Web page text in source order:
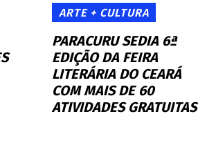
ARTE + CULTURA
PARACURU SEDIA 6ª
EDIÇÃO DA FEIRA
LITERÁRIA DO CEARÁ
COM MAIS DE 60
ATIVIDADES GRATUITAS